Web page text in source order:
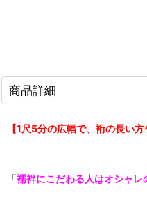
商品詳細
【1尺5分の広幅で、裄の長い
「襦袢にこだわる人はオシャレ